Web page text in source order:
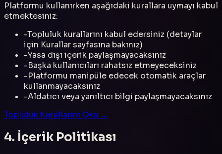
Platformu kullanırken aşağıdaki kurallara uymayı kabul
etmektesiniz:
-Topluluk kurallarını kabul edersiniz (detaylar
için Kurallar sayfasına bakınız)
-Yasa dışı içerik paylaşmayacaksınız
-Başka kullanıcıları rahatsız etmeyeceksiniz
-Platformu manipüle edecek otomatik araçlar
kullanmayacaksınız
-Aldatıcı veya yanıltıcı bilgi paylaşmayacaksınız
Topluluk Kurallarını Oku →
4. İçerik Politikası